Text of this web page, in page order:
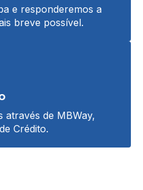
e responderemos a
breve possível.
através de MBWay,
Crédito.